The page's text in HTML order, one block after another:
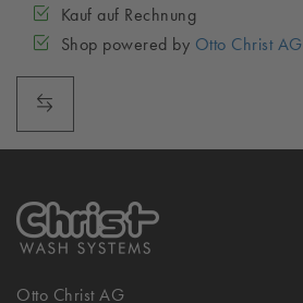
Kauf auf Rechnung
Shop powered by Otto Christ AG
Otto Christ AG